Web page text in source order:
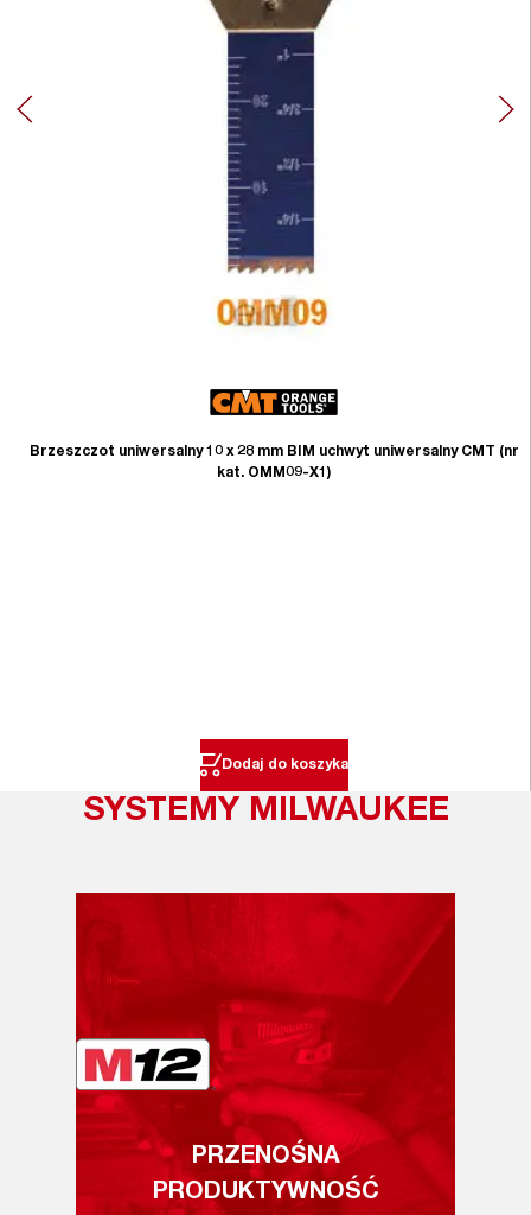
Brzeszczot uniwersalny 10 x 28 mm BIM uchwyt uniwersalny CMT (nr
kat. OMM09-X1)
Dodaj do koszyka
SYSTEMY MILWAUKEE
PRZENOŚNA
PRODUKTYWNOŚĆ